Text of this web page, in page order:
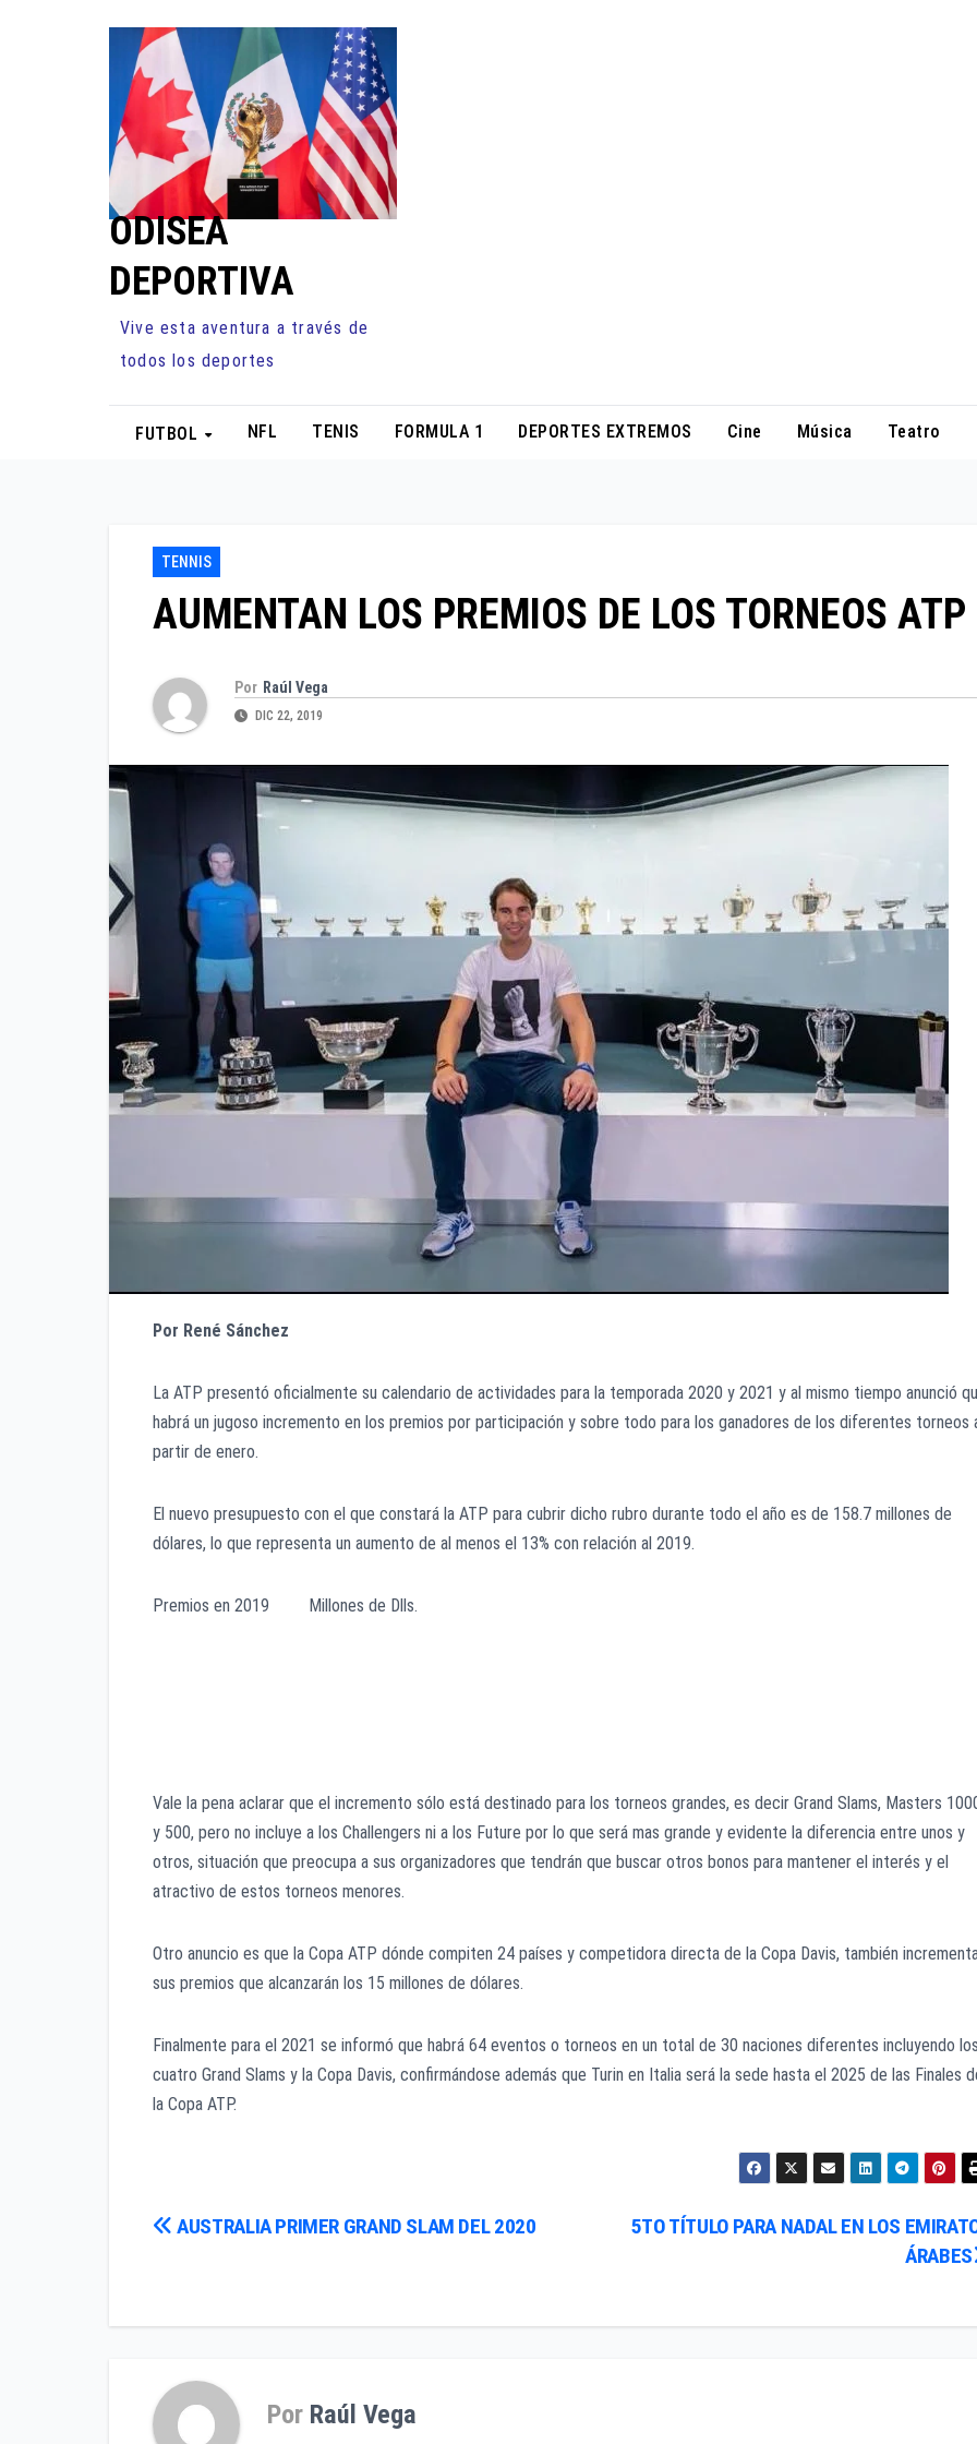
ODISEA
DEPORTIVA
Vive esta aventura a través de
todos los deportes
FUTBOL NFL TENIS FORMULA 1 DEPORTES EXTREMOS Cine Música Teatro
TENNIS
AUMENTAN LOS PREMIOS DE LOS TORNEOS ATP
Por Raúl Vega
DIC 22, 2019
Por René Sánchez
La ATP presentó oficialmente su calendario de actividades para la temporada 2020 y 2021 y al mismo tiempo anunció
habrá un jugoso incremento en los premios por participación y sobre todo para los ganadores de los diferentes torneos
partir de enero.
El nuevo presupuesto con el que constará la ATP para cubrir dicho rubro durante todo el año es de 158.7 millones de
dólares, lo que representa un aumento de al menos el 13% con relación al 2019.
Premios en 2019 Millones de Dlls.
Vale la pena aclarar que el incremento sólo está destinado para los torneos grandes, es decir Grand Slams, Masters
y 500, pero no incluye a los Challengers ni a los Future por lo que será mas grande y evidente la diferencia entre unos y
otros, situación que preocupa a sus organizadores que tendrán que buscar otros bonos para mantener el interés y el
atractivo de estos torneos menores.
Otro anuncio es que la Copa ATP dónde compiten 24 países y competidora directa de la Copa Davis, también
sus premios que alcanzarán los 15 millones de dólares.
Finalmente para el 2021 se informó que habrá 64 eventos o torneos en un total de 30 naciones diferentes incluyendo
cuatro Grand Slams y la Copa Davis, confirmándose además que Turin en Italia será la sede hasta el 2025 de las Finales
la Copa ATP.
Navegación
entradas
5TO TÍTULO PARA NADAL EN LOS
ÁRABES
AUSTRALIA PRIMER GRAND SLAM DEL 2020
Por Raúl Vega